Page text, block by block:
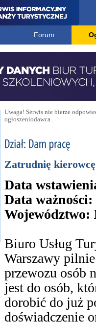
Forum
Uwaga! Serwis nie bierze
ogłoszeniodawca.
Zatrudnię
Data
Data ważności:
Województwo:
Biuro Usług
Warszawy
przewozu osób
jest do osób,
dorobić do już
doświadczenie